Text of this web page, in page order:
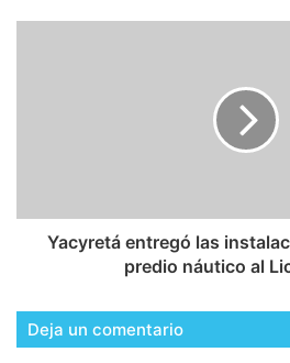
Yacyretá entregó las
predio náutico al
Deja un comentario